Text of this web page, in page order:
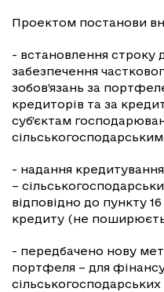
Проектом постанови
- встановлення строку
забезпечення
зобов’язань за
кредиторів та за
суб’єктам
- надання
–
відповідно до пункту
кредиту (не
- передбачено нову
портфеля – для